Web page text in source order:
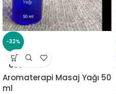
-32%
SOLD
OUT
Aromaterapi Masaj Yağı 50
ml